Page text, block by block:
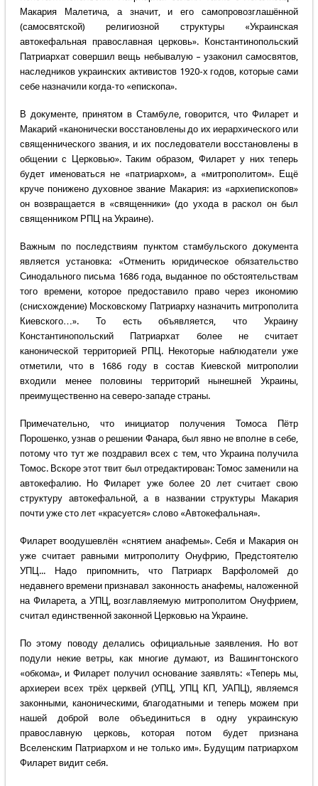
Макария Малетича, а значит, и его самопровозглашённой
(самосвятской) религиозной структуры «Украинская
автокефальная православная церковь». Константинопольский
Патриархат совершил вещь небывалую – узаконил самосвятов,
наследников украинских активистов 1920-х годов, которые сами
себе назначили когда-то «епископа».
В документе, принятом в Стамбуле, говорится, что Филарет и
Макарий «канонически восстановлены до их иерархического или
священнического звания, и их последователи восстановлены в
общении с Церковью». Таким образом, Филарет у них теперь
будет именоваться не «патриархом», а «митрополитом». Ещё
круче понижено духовное звание Макария: из «архиепископов»
он возвращается в «священники» (до ухода в раскол он был
священником РПЦ на Украине).
Важным по последствиям пунктом стамбульского документа
является установка: «Отменить юридическое обязательство
Синодального письма 1686 года, выданное по обстоятельствам
того времени, которое предоставило право через икономию
(снисхождение) Московскому Патриарху назначить митрополита
Киевского…». То есть объявляется, что Украину
Константинопольский Патриархат более не считает
канонической территорией РПЦ. Некоторые наблюдатели уже
отметили, что в 1686 году в состав Киевской митрополии
входили менее половины территорий нынешней Украины,
преимущественно на северо-западе страны.
Примечательно, что инициатор получения Томоса Пётр
Порошенко, узнав о решении Фанара, был явно не вполне в себе,
потому что тут же поздравил всех с тем, что Украина получила
Томос. Вскоре этот твит был отредактирован: Томос заменили на
автокефалию. Но Филарет уже более 20 лет считает свою
структуру автокефальной, а в названии структуры Макария
почти уже сто лет «красуется» слово «Автокефальная».
Филарет воодушевлён «снятием анафемы». Себя и Макария он
уже считает равными митрополиту Онуфрию, Предстоятелю
УПЦ... Надо припомнить, что Патриарх Варфоломей до
недавнего времени признавал законность анафемы, наложенной
на Филарета, а УПЦ, возглавляемую митрополитом Онуфрием,
считал единственной законной Церковью на Украине.
По этому поводу делались официальные заявления. Но вот
подули некие ветры, как многие думают, из Вашингтонского
«обкома», и Филарет получил основание заявлять: «Теперь мы,
архиереи всех трёх церквей (УПЦ, УПЦ КП, УАПЦ), являемся
законными, каноническими, благодатными и теперь можем при
нашей доброй воле объединиться в одну украинскую
православную церковь, которая потом будет признана
Вселенским Патриархом и не только им». Будущим патриархом
Филарет видит себя.